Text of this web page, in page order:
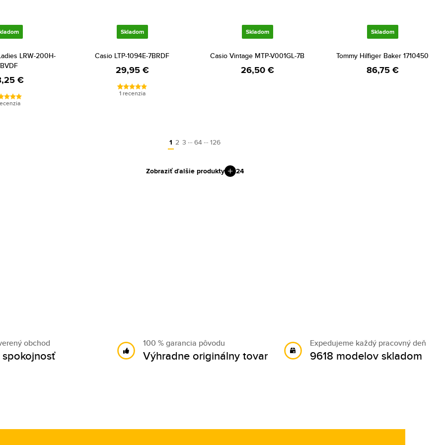
LRW-200H-
€
Skladom
Casio LTP-1094E-7BRDF
29,95 €
1 recenzia
Skladom
Casio Vintage MTP-V001GL-7B
26,50 €
Skladom
Tommy Hilfiger Baker 1710450
86,75 €
1 2 3 … 64 … 126
Zobraziť ďalšie produkty 24
obchod
spokojnosť
100 % garancia pôvodu
Výhradne originálny tovar
Expedujeme každý pracovný deň
9618 modelov skladom